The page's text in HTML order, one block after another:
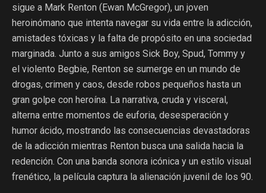
sigue a Mark Renton (Ewan McGregor), un joven
heroinómano que intenta navegar su vida entre la adicción,
amistades tóxicas y la falta de propósito en una sociedad
marginada. Junto a sus amigos Sick Boy, Spud, Tommy y
el violento Begbie, Renton se sumerge en un mundo de
drogas, crimen y caos, desde robos pequeños hasta un
gran golpe con heroína. La narrativa, cruda y visceral,
alterna entre momentos de euforia, desesperación y
humor ácido, mostrando las consecuencias devastadoras
de la adicción mientras Renton busca una salida hacia la
redención. Con una banda sonora icónica y un estilo visual
frenético, la película captura la alienación juvenil de los 90.